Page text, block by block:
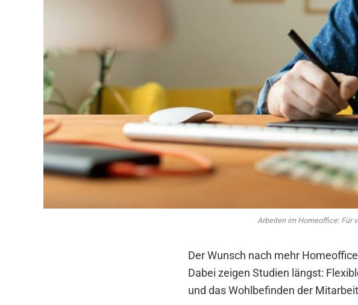
Arbeiten im Homeoffice: Für
Der Wunsch nach mehr
Dabei zeigen Studien längst:
und das Wohlbefinden der